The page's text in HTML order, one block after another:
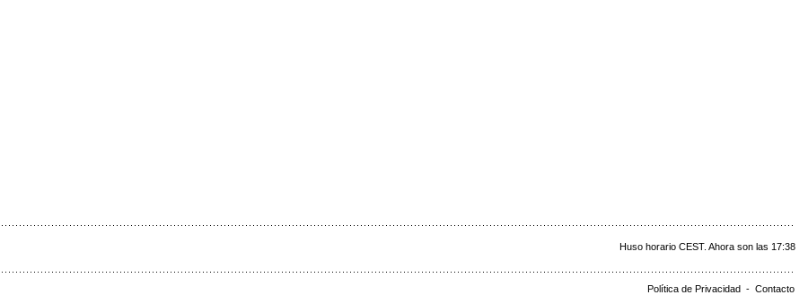
Huso horario CEST. Ahora son las 17:38
Política de Privacidad - Contacto